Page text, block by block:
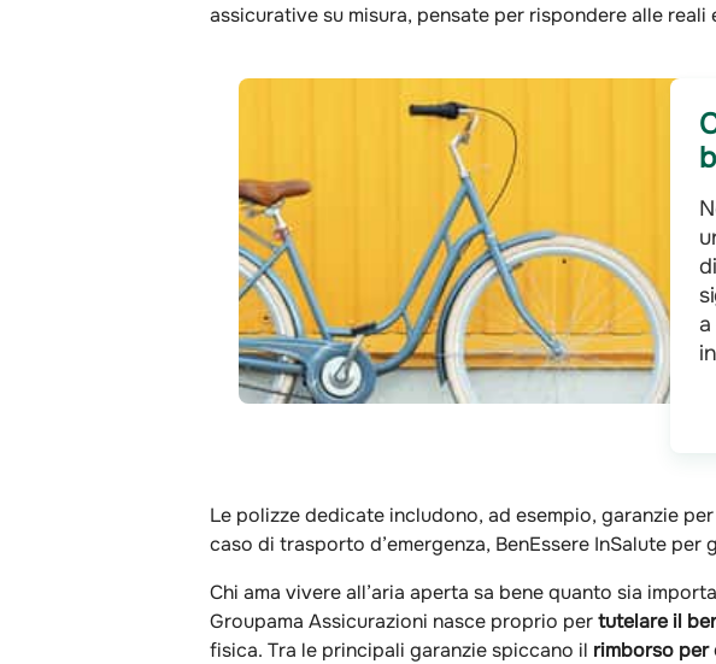
assicurative su misura, pensate per rispondere alle reali
Le polizze dedicate includono, ad esempio, garanzie
caso di trasporto d’emergenza, BenEssere InSalute per
Chi ama vivere all’aria aperta sa bene quanto sia
Groupama Assicurazioni nasce proprio pertutelare il
fisica. Tra le principali garanzie spiccano il rimborso